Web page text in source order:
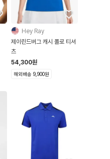
Hey Ray
제이린드버그 캐시 폴로 티셔
츠
54,300원
해외배송 9,900원